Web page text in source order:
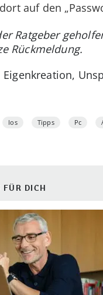
auf den
Ratgeber
Rückmeldung.
Ios Tipps Pc
FÜR DICH